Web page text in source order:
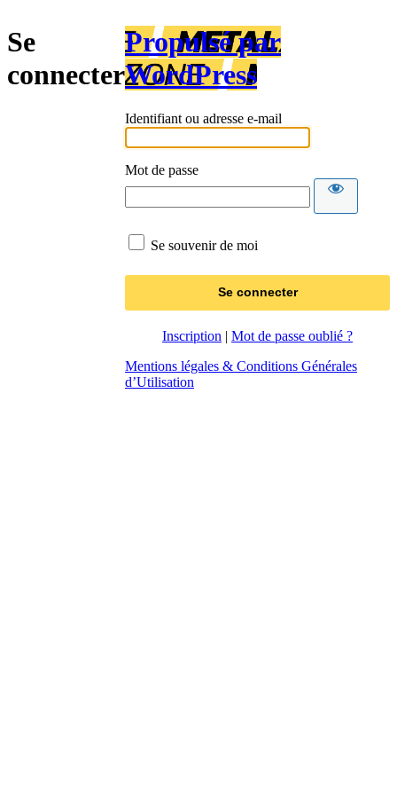
Se
connecter
Propulsé par
WordPress
Identifiant ou adresse e-mail
Mot de passe
Se souvenir de moi
Inscription | Mot de passe oublié ?
Mentions légales & Conditions Générales
d’Utilisation